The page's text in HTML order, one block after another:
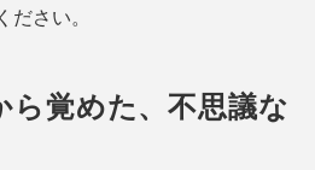
さい。
ら覚めた、不思議な